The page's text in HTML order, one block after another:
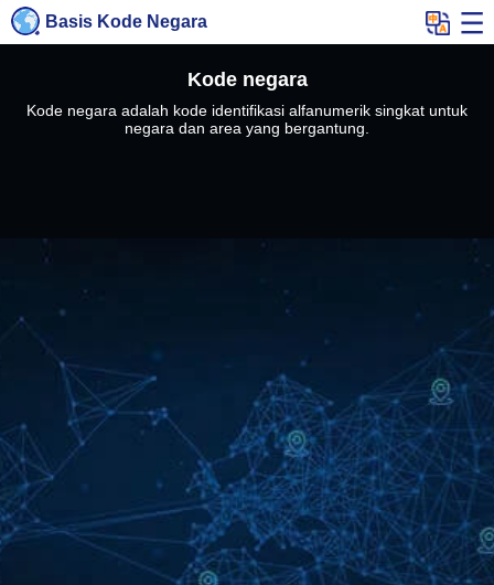
Basis Kode Negara
Kode negara
Kode negara adalah kode identifikasi alfanumerik singkat untuk
negara dan area yang bergantung.